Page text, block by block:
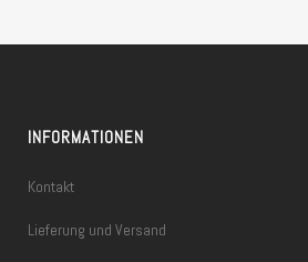
INFORMATIONEN
Kontakt
Lieferung und Versand